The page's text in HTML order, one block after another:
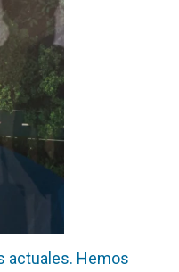
actuales. Hemos